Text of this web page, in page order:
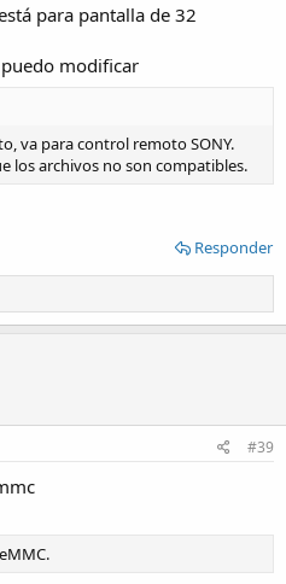
para pantalla de 32
modificar
va para control remoto SONY.
los archivos no son compatibles.
Responder
#39